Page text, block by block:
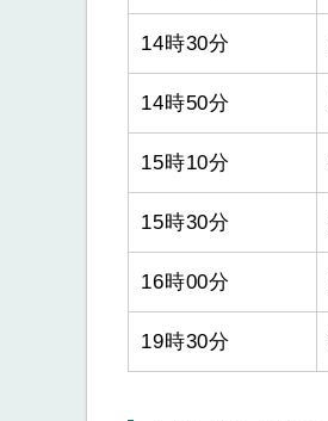
14時30分
14時50分
15時10分
15時30分
16時00分
19時30分